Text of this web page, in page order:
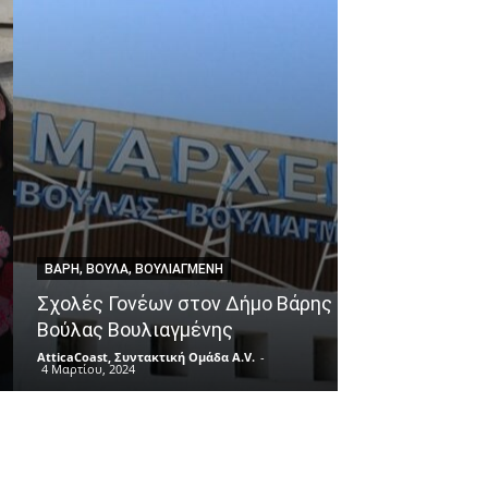
ΒΆΡΗ, ΒΟΎΛΑ, ΒΟΥΛΙΑΓΜΈΝΗ
Σχολές Γονέων στον Δήμο Βάρης
Βούλας Βουλιαγμένης
AtticaCoast, Συντακτική Ομάδα A.V. -
4 Μαρτίου, 2024